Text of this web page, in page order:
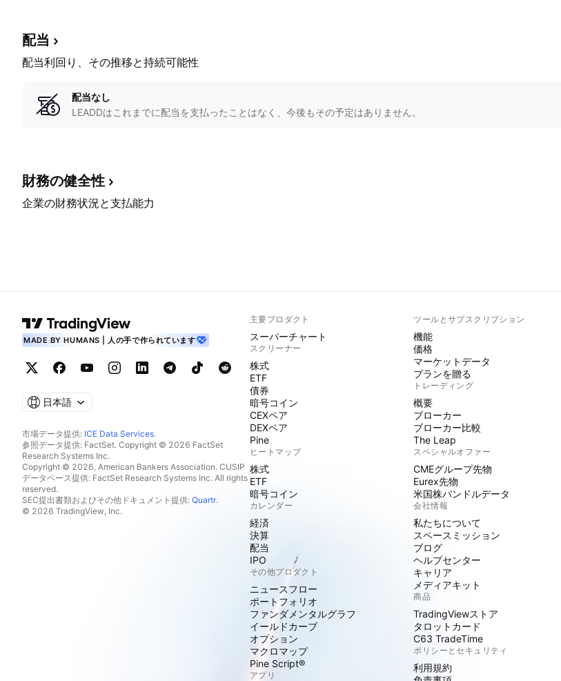
配当
配当利回り、その推移と持続可能性
配当なし
LEADDはこれまでに配当を支払ったことはなく、今後もその予定はありません。
財務の健全性
企業の財務状況と支払能力
MADE BY HUMANS | 人の手で作られています
日本語
市場データ提供: ICE Data Services.
参照データ提供: FactSet. Copyright © 2026 FactSet
Research Systems Inc.
Copyright © 2026, American Bankers Association. CUSIP
データベース提供: FactSet Research Systems Inc. All rights
reserved.
SEC提出書類およびその他ドキュメント提供: Quartr.
© 2026 TradingView, Inc.
主要プロダクト
スーパーチャート
スクリーナー
株式
ETF
債券
暗号コイン
CEXペア
DEXペア
Pine
ヒートマップ
株式
ETF
暗号コイン
カレンダー
経済
決算
配当
IPO
その他プロダクト
ニュースフロー
ポートフォリオ
ファンダメンタルグラフ
イールドカーブ
オプション
マクロマップ
Pine Script®
アプリ
ツールとサブスクリプション
機能
価格
マーケットデータ
プランを贈る
トレーディング
概要
ブローカー
ブローカー比較
The Leap
スペシャルオファー
CMEグループ先物
Eurex先物
米国株バンドルデータ
会社情報
私たちについて
スペースミッション
ブログ
ヘルプセンター
キャリア
メディアキット
商品
TradingViewストア
タロットカード
C63 TradeTime
ポリシーとセキュリティ
利用規約